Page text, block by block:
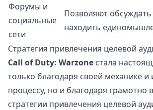
Форумы и
социальные
сети
Позволяют обсуждать
находить
Стратегия привлечения целевой
Call of Duty: Warzone стала
только благодаря своей механике и
процессу, но и благодаря грамотно
стратегии привлечения целевой